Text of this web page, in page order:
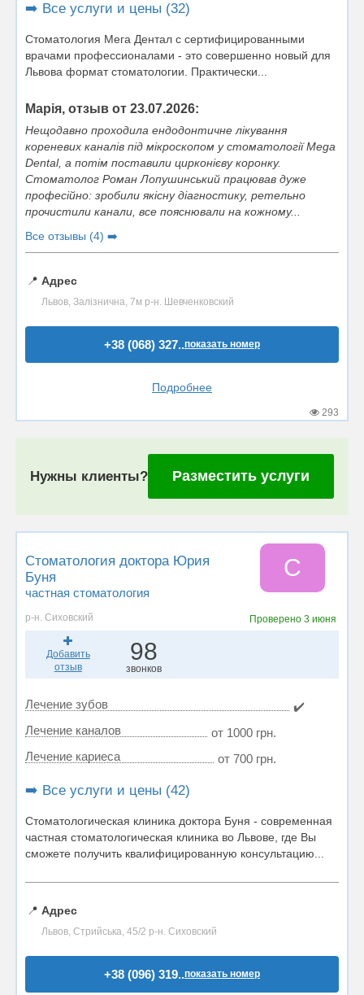
➡️ Все услуги и цены (32)
Стоматология Мега Дентал с сертифицированными
врачами профессионалами - это совершенно новый для
Львова формат стоматологии. Практически...
Марія, отзыв от 23.07.2026:
Нещодавно проходила ендодонтичне лікування
кореневих каналів під мікроскопом у стоматології Mega
Dental, а потім поставили цирконієву коронку.
Стоматолог Роман Лопушинський працював дуже
професійно: зробили якісну діагностику, ретельно
прочистили канали, все пояснювали на кожному...
Все отзывы (4) ➡️
📍 Адрес
Львов, Залізнична, 7м р-н. Шевченковский
+38 (068) 327..показать номер
Подробнее
293
Нужны клиенты? Разместить услуги
Стоматология доктора Юрия
Буня
частная стоматология
С
р-н. Сиховский Проверено 3 июня
Добавить
отзыв
98
звонков
Лечение зубов
✔️
Лечение каналов
от 1000 грн.
Лечение кариеса
от 700 грн.
➡️ Все услуги и цены (42)
Стоматологическая клиника доктора Буня - современная
частная стоматологическая клиника во Львове, где Вы
сможете получить квалифицированную консультацию...
📍 Адрес
Львов, Стрийська, 45/2 р-н. Сиховский
+38 (096) 319..показать номер